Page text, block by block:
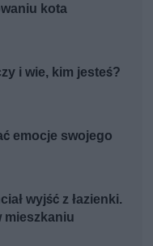
kota
i wie, kim jesteś?
emocje swojego
wyjść z łazienki.
mieszkaniu